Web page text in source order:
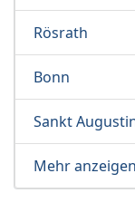
Rösrath
Bonn
Sankt
Mehr anzeigen